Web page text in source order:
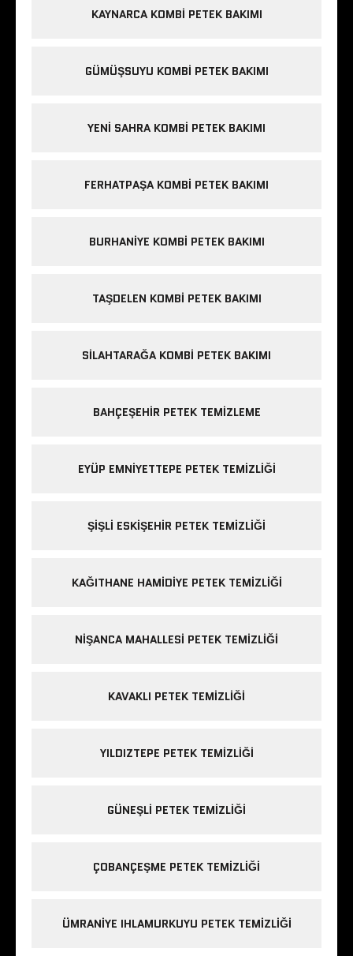
KAYNARCA KOMBI PETEK BAKIMI
GÜMÜŞSUYU KOMBI PETEK BAKIMI
YENI SAHRA KOMBI PETEK BAKIMI
FERHATPAŞA KOMBI PETEK BAKIMI
BURHANIYE KOMBI PETEK BAKIMI
TAŞDELEN KOMBI PETEK BAKIMI
SILAHTARAĞA KOMBI PETEK BAKIMI
BAHÇEŞEHIR PETEK TEMIZLEME
EYÜP EMNIYETTEPE PETEK TEMIZLIĞI
ŞIŞLI ESKIŞEHIR PETEK TEMIZLIĞI
KAĞITHANE HAMIDIYE PETEK TEMIZLIĞI
NIŞANCA MAHALLESI PETEK TEMIZLIĞI
KAVAKLI PETEK TEMIZLIĞI
YILDIZTEPE PETEK TEMIZLIĞI
GÜNEŞLI PETEK TEMIZLIĞI
ÇOBANÇEŞME PETEK TEMIZLIĞI
ÜMRANIYE IHLAMURKUYU PETEK TEMIZLIĞI